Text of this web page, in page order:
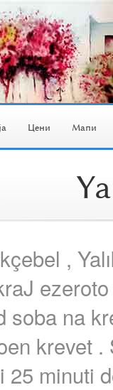
Цени Мапи
,
soba na
krevet
25 minuti